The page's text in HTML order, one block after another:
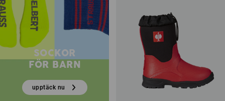
SOCKOR
FÖR BARN
upptäck nu